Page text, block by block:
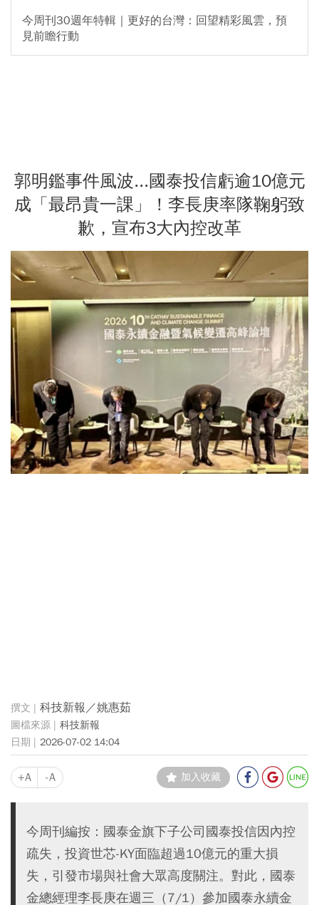
今周刊30週年特輯｜更好的台灣：回望精彩風雲，預
見前瞻行動
郭明鑑事件風波...國泰投信虧逾10億元
成「最昂貴一課」！李長庚率隊鞠躬致
歉，宣布3大內控改革
科技新報／姚惠茹
科技新報
2026-07-02 14:04
+A -A 加入收藏
今周刊編按：國泰金旗下子公司國泰投信因內控
疏失，投資世芯-KY面臨超過10億元的重大損
失，引發市場與社會大眾高度關注。對此，國泰
金總經理李長庚在週三（7/1）參加國泰永續金